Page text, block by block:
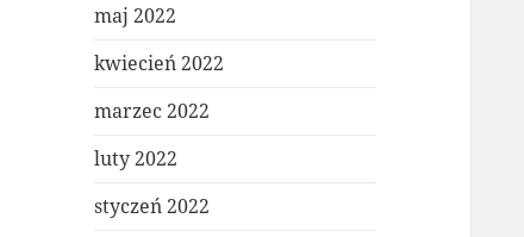
maj 2022
kwiecień 2022
marzec 2022
luty 2022
styczeń 2022